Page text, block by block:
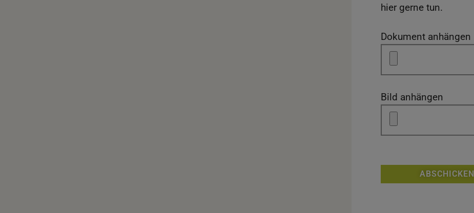
hier gerne tun.
Dokument anhängen
Bild anhängen
ABSCHICKEN